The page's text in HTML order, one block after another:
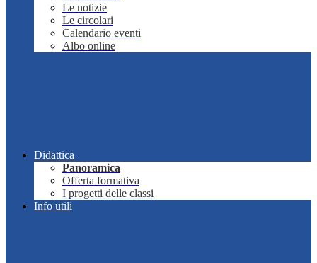
Le notizie
Le circolari
Calendario eventi
Albo online
Didattica
Panoramica
Offerta formativa
I progetti delle classi
Info utili